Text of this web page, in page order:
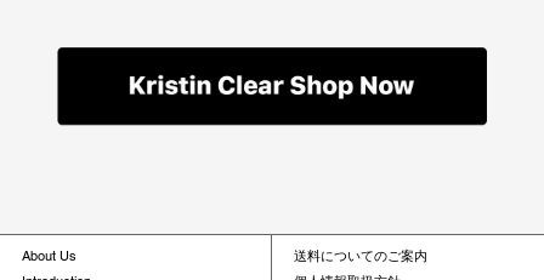
About Us
送料についてのご案内